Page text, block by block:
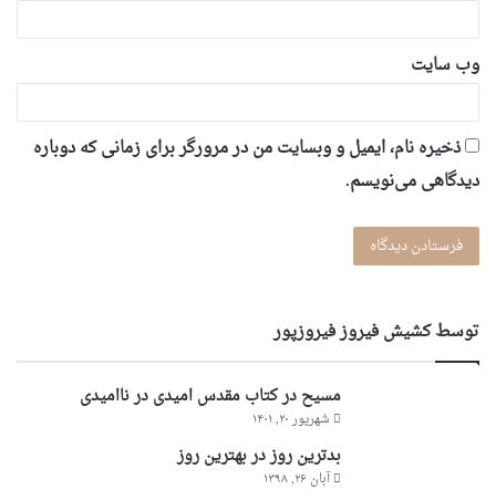
وب‌ سایت
ذخیره نام، ایمیل و وبسایت من در مرورگر برای زمانی که دوباره
دیدگاهی می‌نویسم.
توسط کشیش فیروز فیروزپور
مسیح در کتاب مقدس امیدی در ناامیدی
شهریور ۲۰, ۱۴۰۱
بدترین روز در بهترین روز
آبان ۲۶, ۱۳۹۸